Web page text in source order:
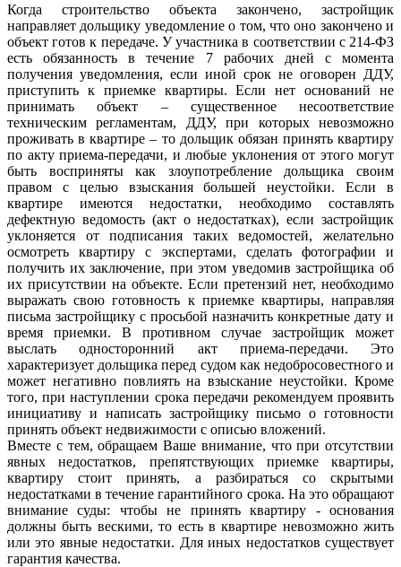
Когда строительство объекта закончено, застройщик
направляет дольщику уведомление о том, что оно закончено и
объект готов к передаче. У участника в соответствии с 214-ФЗ
есть обязанность в течение 7 рабочих дней с момента
получения уведомления, если иной срок не оговорен ДДУ,
приступить к приемке квартиры. Если нет оснований не
принимать объект – существенное несоответствие
техническим регламентам, ДДУ, при которых невозможно
проживать в квартире – то дольщик обязан принять квартиру
по акту приема-передачи, и любые уклонения от этого могут
быть восприняты как злоупотребление дольщика своим
правом с целью взыскания большей неустойки. Если в
квартире имеются недостатки, необходимо составлять
дефектную ведомость (акт о недостатках), если застройщик
уклоняется от подписания таких ведомостей, желательно
осмотреть квартиру с экспертами, сделать фотографии и
получить их заключение, при этом уведомив застройщика об
их присутствии на объекте. Если претензий нет, необходимо
выражать свою готовность к приемке квартиры, направляя
письма застройщику с просьбой назначить конкретные дату и
время приемки. В противном случае застройщик может
выслать односторонний акт приема-передачи. Это
характеризует дольщика перед судом как недобросовестного и
может негативно повлиять на взыскание неустойки. Кроме
того, при наступлении срока передачи рекомендуем проявить
инициативу и написать застройщику письмо о готовности
принять объект недвижимости с описью вложений.
Вместе с тем, обращаем Ваше внимание, что при отсутствии
явных недостатков, препятствующих приемке квартиры,
квартиру стоит принять, а разбираться со скрытыми
недостатками в течение гарантийного срока. На это обращают
внимание суды: чтобы не принять квартиру - основания
должны быть вескими, то есть в квартире невозможно жить
или это явные недостатки. Для иных недостатков существует
гарантия качества.